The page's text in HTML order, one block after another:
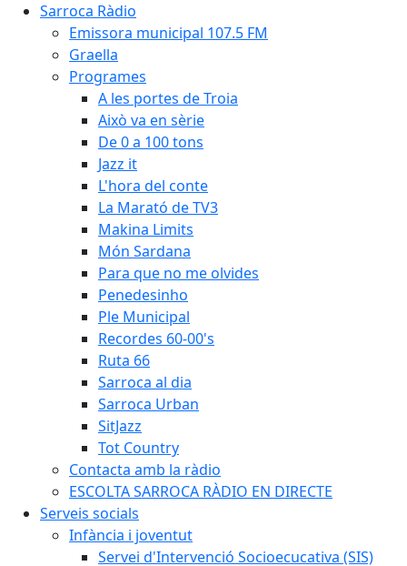
Sarroca Ràdio
Emissora municipal 107.5 FM
Graella
Programes
A les portes de Troia
Això va en sèrie
De 0 a 100 tons
Jazz it
L'hora del conte
La Marató de TV3
Makina Limits
Món Sardana
Para que no me olvides
Penedesinho
Ple Municipal
Recordes 60-00's
Ruta 66
Sarroca al dia
Sarroca Urban
SitJazz
Tot Country
Contacta amb la ràdio
ESCOLTA SARROCA RÀDIO EN DIRECTE
Serveis socials
Infància i joventut
Servei d'Intervenció Socioecucativa (SIS)